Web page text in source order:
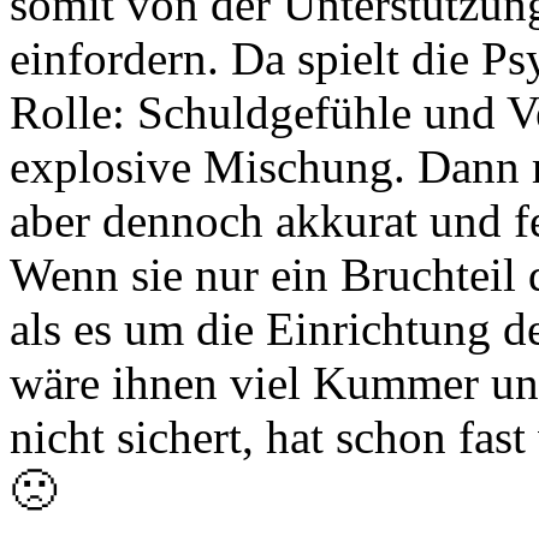
einfordern. Da spielt die
Rolle: Schuldgefühle und
explosive Mischung. Dann
aber dennoch akkurat und
Wenn sie nur ein Bruchteil
als es um die Einrichtung
wäre ihnen viel Kummer
nicht sichert, hat schon
🙁